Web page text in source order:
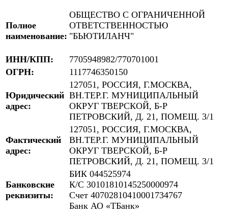
Полное
наименование:
ОБЩЕСТВО С ОГРАНИЧЕННОЙ
ОТВЕТСТВЕННОСТЬЮ
"БЬЮТИЛАНЧ"
ИНН/КПП:
7705948982/770701001
ОГРН:
1117746350150
Юридический
адрес:
127051, РОССИЯ, Г.МОСКВА,
ВН.ТЕР.Г. МУНИЦИПАЛЬНЫЙ
ОКРУГ ТВЕРСКОЙ, Б-Р
ПЕТРОВСКИЙ, Д. 21, ПОМЕЩ. 3/1
Фактический
адрес:
127051, РОССИЯ, Г.МОСКВА,
ВН.ТЕР.Г. МУНИЦИПАЛЬНЫЙ
ОКРУГ ТВЕРСКОЙ, Б-Р
ПЕТРОВСКИЙ, Д. 21, ПОМЕЩ. 3/1
Банковские
реквизиты:
БИК 044525974
К/С 30101810145250000974
Счет 40702810410001734767
Банк АО «ТБанк»